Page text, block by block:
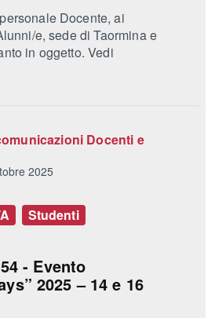
Docente, ai
e, sede di Taormina e
in oggetto. Vedi
Docenti e
2025
Studenti
- Evento
2025 – 14 e 16